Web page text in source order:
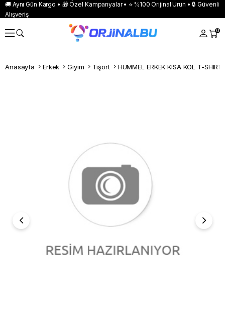
🚚 Aynı Gün Kargo • 🎁 Özel Kampanyalar • ⭐ %100 Orijinal Ürün • 🔒 Güvenli
Alışveriş
0
Anasayfa Erkek Giyim Tişört